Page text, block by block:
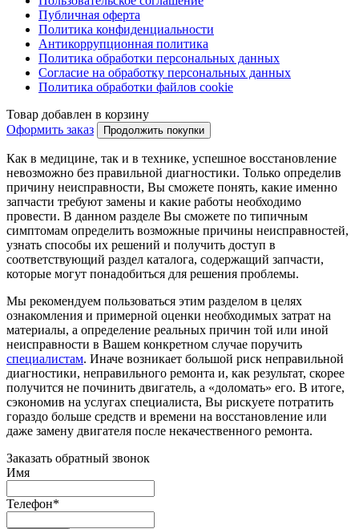
Публичная оферта
Политика конфиденциальности
Антикоррупционная политика
Политика обработки персональных данных
Согласие на обработку персональных данных
Политика обработки файлов cookie
Товар добавлен в корзину
Оформить заказ
Продолжить покупки
Как в медицине, так и в технике, успешное восстановление
невозможно без правильной диагностики. Только определив
причину неисправности, Вы сможете понять, какие именно
запчасти требуют замены и какие работы необходимо
провести. В данном разделе Вы сможете по типичным
симптомам определить возможные причины неисправностей,
узнать способы их решений и получить доступ в
соответствующий раздел каталога, содержащий запчасти,
которые могут понадобиться для решения проблемы.
Мы рекомендуем пользоваться этим разделом в целях
ознакомления и примерной оценки необходимых затрат на
материалы, а определение реальных причин той или иной
неисправности в Вашем конкретном случае поручить
специалистам. Иначе возникает большой риск неправильной
диагностики, неправильного ремонта и, как результат, скорее
получится не починить двигатель, а «доломать» его. В итоге,
сэкономив на услугах специалиста, Вы рискуете потратить
гораздо больше средств и времени на восстановление или
даже замену двигателя после некачественного ремонта.
Заказать обратный звонок
Имя
Телефон*